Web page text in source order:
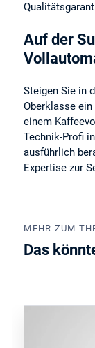
Auf der
Steigen Sie in
Oberklasse
einem
Technik-Profi
ausführlich
Expertise zur
MEHR ZUM
Das